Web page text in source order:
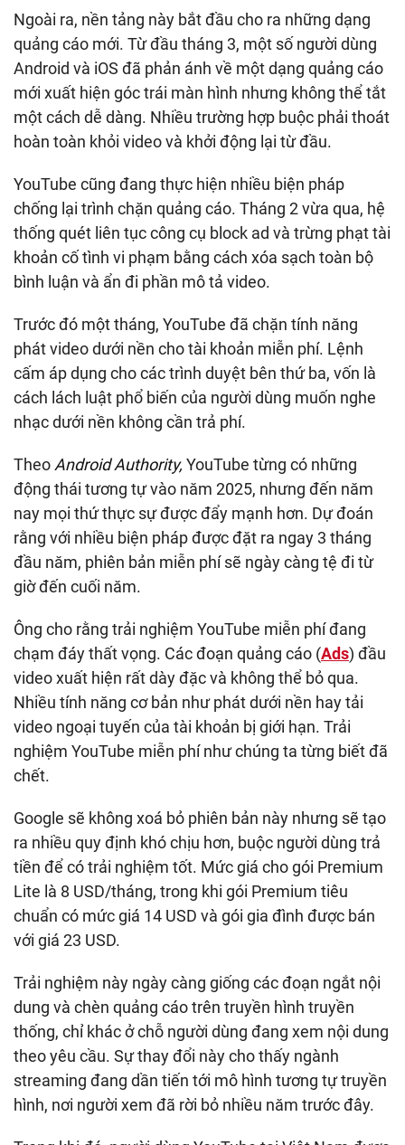
Ngoài ra, nền tảng này bắt đầu cho ra những dạng
quảng cáo mới. Từ đầu tháng 3, một số người dùng
Android và iOS đã phản ánh về một dạng quảng cáo
mới xuất hiện góc trái màn hình nhưng không thể tắt
một cách dễ dàng. Nhiều trường hợp buộc phải thoát
hoàn toàn khỏi video và khởi động lại từ đầu.
YouTube cũng đang thực hiện nhiều biện pháp
chống lại trình chặn quảng cáo. Tháng 2 vừa qua, hệ
thống quét liên tục công cụ block ad và trừng phạt tài
khoản cố tình vi phạm bằng cách xóa sạch toàn bộ
bình luận và ẩn đi phần mô tả video.
Trước đó một tháng, YouTube đã chặn tính năng
phát video dưới nền cho tài khoản miễn phí. Lệnh
cấm áp dụng cho các trình duyệt bên thứ ba, vốn là
cách lách luật phổ biến của người dùng muốn nghe
nhạc dưới nền không cần trả phí.
Theo Android Authority, YouTube từng có những
động thái tương tự vào năm 2025, nhưng đến năm
nay mọi thứ thực sự được đẩy mạnh hơn. Dự đoán
rằng với nhiều biện pháp được đặt ra ngay 3 tháng
đầu năm, phiên bản miễn phí sẽ ngày càng tệ đi từ
giờ đến cuối năm.
Ông cho rằng trải nghiệm YouTube miễn phí đang
chạm đáy thất vọng. Các đoạn quảng cáo (Ads) đầu
video xuất hiện rất dày đặc và không thể bỏ qua.
Nhiều tính năng cơ bản như phát dưới nền hay tải
video ngoại tuyến của tài khoản bị giới hạn. Trải
nghiệm YouTube miễn phí như chúng ta từng biết đã
chết.
Google sẽ không xoá bỏ phiên bản này nhưng sẽ tạo
ra nhiều quy định khó chịu hơn, buộc người dùng trả
tiền để có trải nghiệm tốt. Mức giá cho gói Premium
Lite là 8 USD/tháng, trong khi gói Premium tiêu
chuẩn có mức giá 14 USD và gói gia đình được bán
với giá 23 USD.
Trải nghiệm này ngày càng giống các đoạn ngắt nội
dung và chèn quảng cáo trên truyền hình truyền
thống, chỉ khác ở chỗ người dùng đang xem nội dung
theo yêu cầu. Sự thay đổi này cho thấy ngành
streaming đang dần tiến tới mô hình tương tự truyền
hình, nơi người xem đã rời bỏ nhiều năm trước đây.